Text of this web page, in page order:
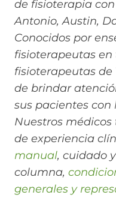
de fisioterapia
Antonio, Austin,
Conocidos por
fisioterapeutas en
fisioterapeutas de
de brindar
sus pacientes con
Nuestros
de experiencia
manual, cuidado
columna,
generales y